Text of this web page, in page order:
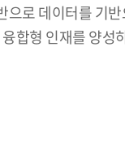
로 데이터를 기
합형 인재를 양성